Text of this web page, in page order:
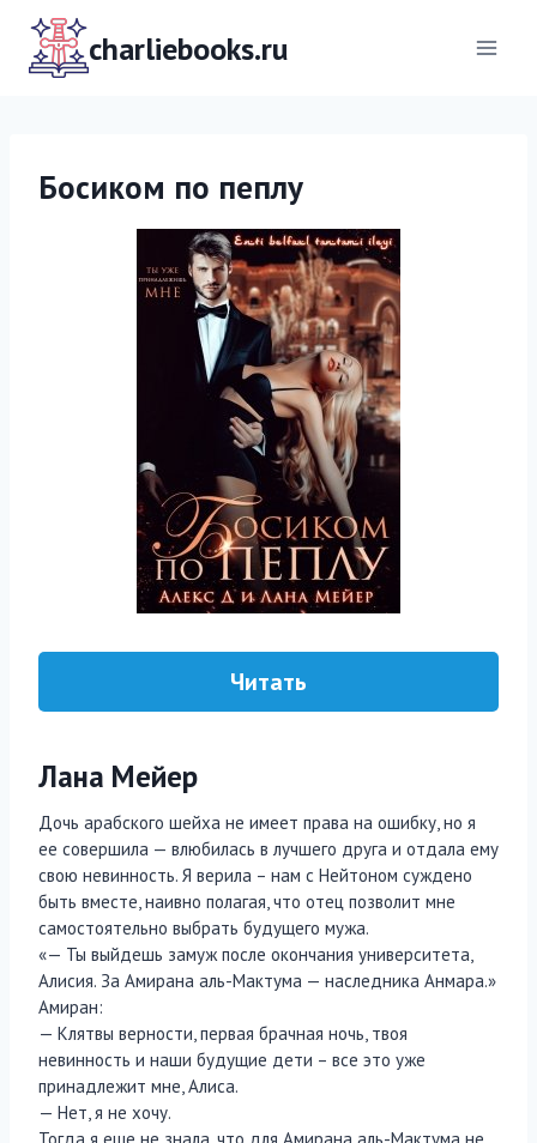
Перейти
содержимомуcharliebooks.ru
Босиком по пеплу
Читать
Лана Мейер
Дочь арабского шейха не имеет права на ошибку, но я
ее совершила — влюбилась в лучшего друга и отдала ему
свою невинность. Я верила – нам с Нейтоном суждено
быть вместе, наивно полагая, что отец позволит мне
самостоятельно выбрать будущего мужа.
«— Ты выйдешь замуж после окончания университета,
Алисия. За Амирана аль-Мактума — наследника Анмара.»
Амиран:
— Клятвы верности, первая брачная ночь, твоя
невинность и наши будущие дети – все это уже
принадлежит мне, Алиса.
— Нет, я не хочу.